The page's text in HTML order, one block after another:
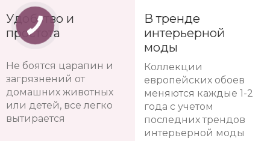
Удобство и
простота
Не боятся царапин и
загрязнений от
домашних животных
или детей, все легко
вытирается
В тренде
интерьерной
моды
Коллекции
европейских обоев
меняются каждые 1-2
года с учетом
последних трендов
интерьерной моды